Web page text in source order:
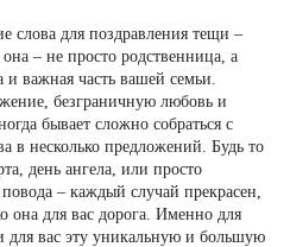
слова для поздравления тещи –
– не просто родственница, а
и важная часть вашей семьи.
безграничную любовь и
бывает сложно собраться с
в несколько предложений. Будь то
день ангела, или просто
– каждый случай прекрасен,
она для вас дорога. Именно для
для вас эту уникальную и большую